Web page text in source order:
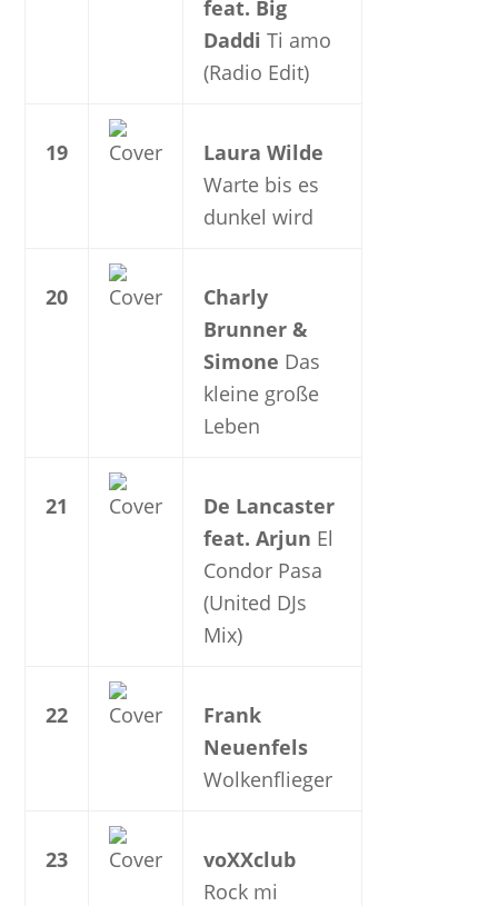
feat. Big
Daddi Ti amo
(Radio Edit)
19
Laura Wilde
Warte bis es
dunkel wird
20
Charly
Brunner &
Simone Das
kleine große
Leben
21
De Lancaster
feat. Arjun El
Condor Pasa
(United DJs
Mix)
22
Frank
Neuenfels
Wolkenflieger
23
voXXclub
Rock mi